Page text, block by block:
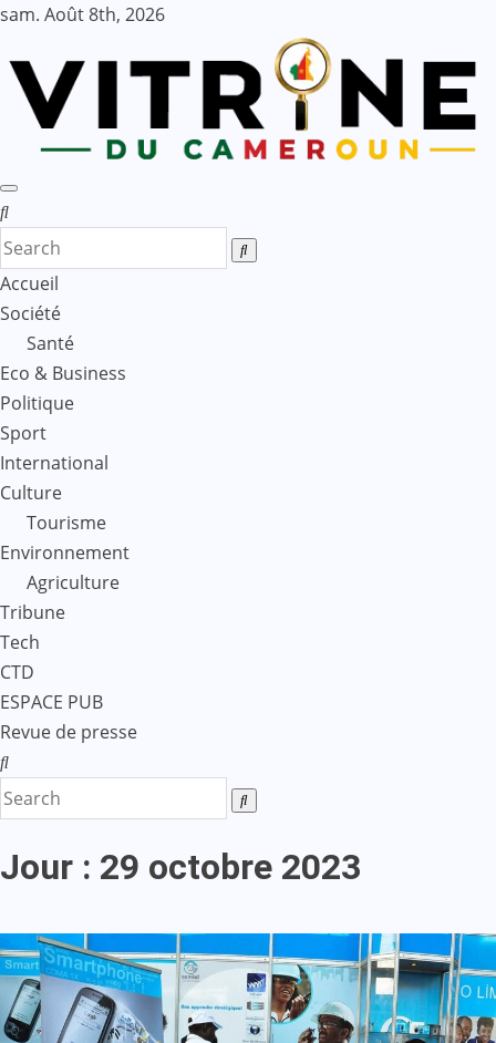
Skip
content
sam. Août 8th, 2026
Accueil
Société
Santé
Eco & Business
Politique
Sport
International
Culture
Tourisme
Environnement
Agriculture
Tribune
Tech
CTD
ESPACE PUB
Revue de presse
Jour : 29 octobre 2023